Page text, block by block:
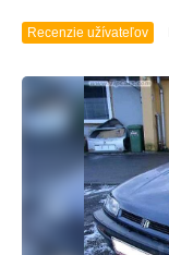
Recenzie užívateľov